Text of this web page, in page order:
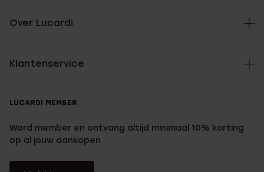
Over Lucardi
Klantenservice
LUCARDI MEMBER
Word member en ontvang altijd minimaal 10% korting
op al jouw aankopen